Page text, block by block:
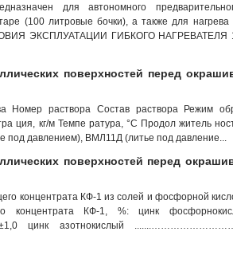
для автономного
(100 литровые бочки), а также для нагрева
ЭКСПЛУАТАЦИИ ГИБКОГО НАГРЕВАТЕЛЯ
поверхностей перед
Номер раствора Состав раствора Режим
ция, кг/м Темпе ратура, °С Продол житель
под давлением), ВМЛ11Д (литье под давление...
поверхностей перед
концентрата КФ-1 из солей и фосфорной
концентрата КФ-1, %: цинк
цинк азотнокислый